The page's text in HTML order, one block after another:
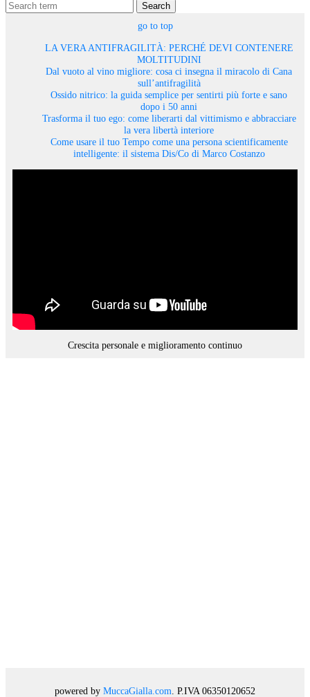
Search
go to top
LA VERA ANTIFRAGILITÀ: PERCHÉ DEVI CONTENERE
MOLTITUDINI
Dal vuoto al vino migliore: cosa ci insegna il miracolo di Cana
sull’antifragilità
Ossido nitrico: la guida semplice per sentirti più forte e sano
dopo i 50 anni
Trasforma il tuo ego: come liberarti dal vittimismo e abbracciare
la vera libertà interiore
Come usare il tuo Tempo come una persona scientificamente
intelligente: il sistema Dis/Co di Marco Costanzo
Crescita personale e miglioramento continuo
powered by MuccaGialla.com . P.IVA 06350120652